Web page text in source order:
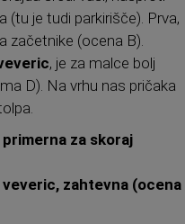
(tu je tudi parkirišče). Prva,
začetnike (ocena B).
, je za malce bolj
D). Na vrhu nas pričaka
primerna za skoraj
zahtevna (ocena